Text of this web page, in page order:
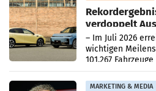
verdoppelt
überschreitet
– Im Juli 2026
wichtigen
101.267
Ergebnis
verdoppelte (+102
MARKETING & MEDIA